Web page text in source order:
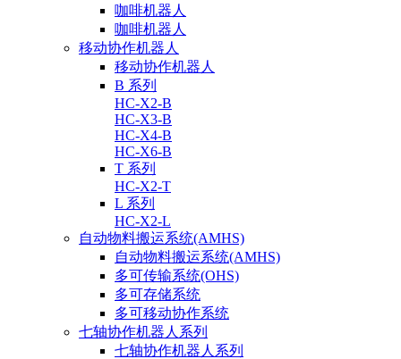
咖啡机器人
咖啡机器人
移动协作机器人
移动协作机器人
B 系列
HC-X2-B
HC-X3-B
HC-X4-B
HC-X6-B
T 系列
HC-X2-T
L 系列
HC-X2-L
自动物料搬运系统(AMHS)
自动物料搬运系统(AMHS)
多可传输系统(OHS)
多可存储系统
多可移动协作系统
七轴协作机器人系列
七轴协作机器人系列